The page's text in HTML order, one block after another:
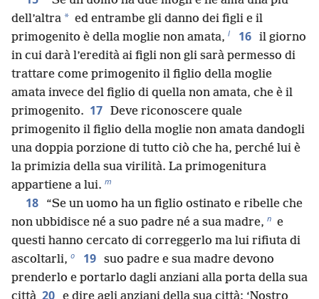
dell’altra * ed entrambe gli danno dei figli e il
primogenito è della moglie non amata, l 16 il giorno
in cui darà l’eredità ai figli non gli sarà permesso di
trattare come primogenito il figlio della moglie
amata invece del figlio di quella non amata, che è il
primogenito. 17 Deve riconoscere quale
primogenito il figlio della moglie non amata dandogli
una doppia porzione di tutto ciò che ha, perché lui è
la primizia della sua virilità. La primogenitura
appartiene a lui. m
18
“Se un uomo ha un figlio ostinato e ribelle che
non ubbidisce né a suo padre né a sua madre, n e
questi hanno cercato di correggerlo ma lui rifiuta di
ascoltarli, o 19 suo padre e sua madre devono
prenderlo e portarlo dagli anziani alla porta della sua
20